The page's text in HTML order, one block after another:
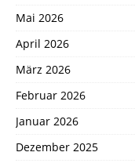
Mai 2026
April 2026
März 2026
Februar 2026
Januar 2026
Dezember 2025